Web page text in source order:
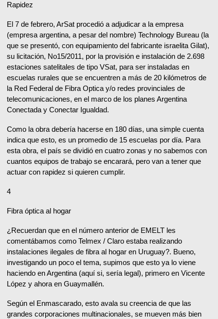
Rapidez
El 7 de febrero, ArSat procedió a adjudicar a la empresa
(empresa argentina, a pesar del nombre) Technology Bureau (la
que se presentó, con equipamiento del fabricante israelita Gilat),
su licitación, No15/2011, por la provisión e instalación de 2.698
estaciones satelitales de tipo VSat, para ser instaladas en
escuelas rurales que se encuentren a más de 20 kilómetros de
la Red Federal de Fibra Optica y/o redes provinciales de
telecomunicaciones, en el marco de los planes Argentina
Conectada y Conectar Igualdad.
Como la obra debería hacerse en 180 días, una simple cuenta
indica que esto, es un promedio de 15 escuelas por día. Para
esta obra, el país se dividió en cuatro zonas y no sabemos con
cuantos equipos de trabajo se encarará, pero van a tener que
actuar con rapidez si quieren cumplir.
4
Fibra óptica al hogar
¿Recuerdan que en el número anterior de EMELT les
comentábamos como Telmex / Claro estaba realizando
instalaciones ilegales de fibra al hogar en Uruguay?. Bueno,
investigando un poco el tema, supimos que esto ya lo viene
haciendo en Argentina (aquí si, sería legal), primero en Vicente
López y ahora en Guaymallén.
Según el Enmascarado, esto avala su creencia de que las
grandes corporaciones multinacionales, se mueven más bien